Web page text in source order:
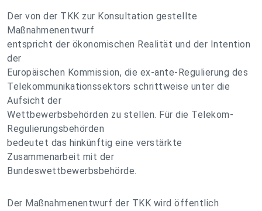
Der von der TKK zur Konsultation gestellte
Maßnahmenentwurf
entspricht der ökonomischen Realität und der Intention
der
Europäischen Kommission, die ex-ante-Regulierung des
Telekommunikationssektors schrittweise unter die
Aufsicht der
Wettbewerbsbehörden zu stellen. Für die Telekom-
Regulierungsbehörden
bedeutet das hinkünftig eine verstärkte
Zusammenarbeit mit der
Bundeswettbewerbsbehörde.
Der Maßnahmenentwurf der TKK wird öffentlich